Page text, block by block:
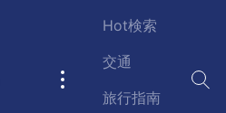
Main
Hot検索
交通
旅行指南